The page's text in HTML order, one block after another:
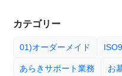
カテゴリー
01)オーダーメイド
あらきサポート業務 お